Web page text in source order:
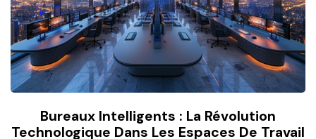
Bureaux Intelligents : La Révolution
Technologique Dans Les Espaces De Travail